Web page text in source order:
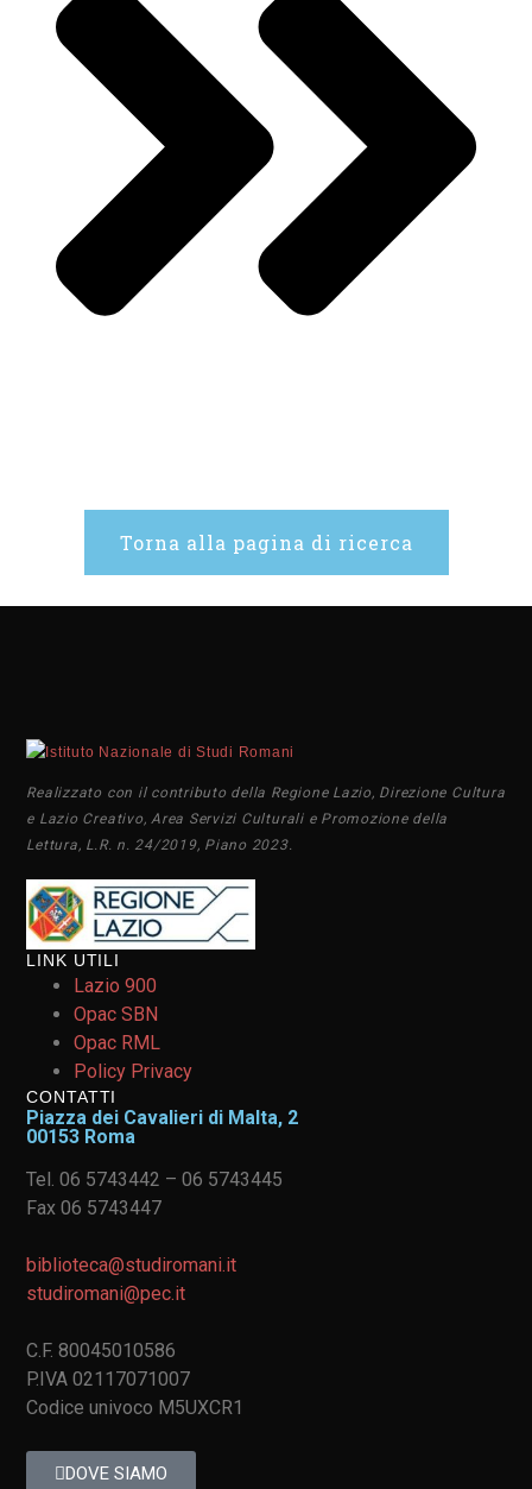
Torna alla pagina di ricerca
Realizzato con il contributo della Regione Lazio, Direzione Cultura
e Lazio Creativo, Area Servizi Culturali e Promozione della
Lettura, L.R. n. 24/2019, Piano 2023.
LINK UTILI
Lazio 900
Opac SBN
Opac RML
Policy Privacy
CONTATTI
Piazza dei Cavalieri di Malta, 2
00153 Roma
Tel. 06 5743442 – 06 5743445
Fax 06 5743447
biblioteca@studiromani.it
studiromani@pec.it
C.F. 80045010586
P.IVA 02117071007
Codice univoco M5UXCR1
DOVE SIAMO